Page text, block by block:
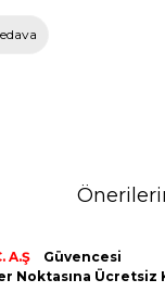
A.Ş
Güvencesi
Noktasına Ücretsiz